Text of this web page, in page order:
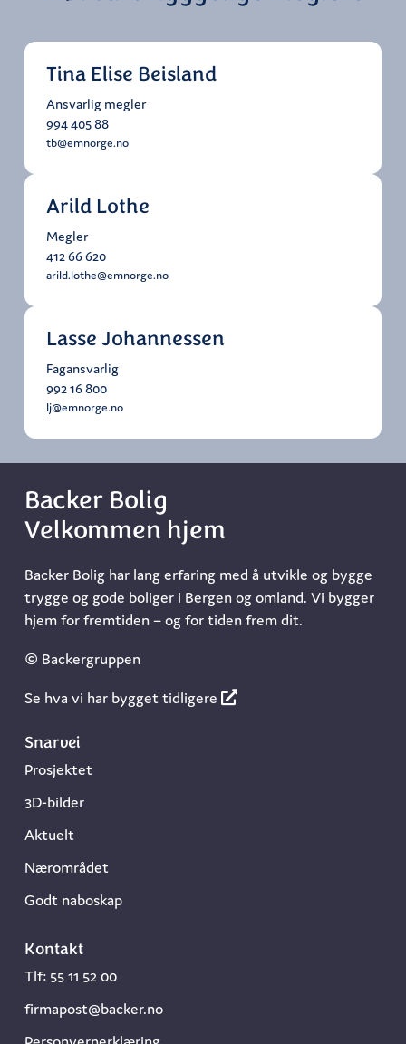
Tina Elise Beisland
Ansvarlig megler
994 405 88
tb@emnorge.no
Arild Lothe
Megler
412 66 620
arild.lothe@emnorge.no
Lasse Johannessen
Fagansvarlig
992 16 800
lj@emnorge.no
Backer Bolig
Velkommen hjem
Backer Bolig har lang erfaring med å utvikle og bygge
trygge og gode boliger i Bergen og omland. Vi bygger
hjem for fremtiden – og for tiden frem dit.
© Backergruppen
Se hva vi har bygget tidligere
Snarvei
Prosjektet
3D-bilder
Aktuelt
Nærområdet
Godt naboskap
Kontakt
Tlf:55 11 52 00
firmapost@backer.no